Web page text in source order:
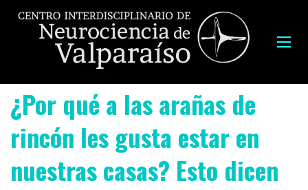
¿Por qué a las arañas de
rincón les gusta estar en
nuestras casas? Esto dicen